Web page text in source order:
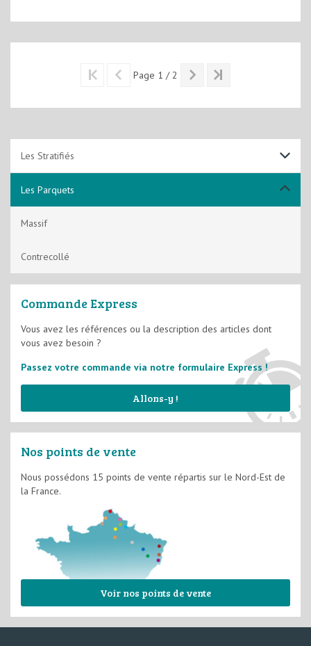
Page 1 / 2
Les Stratifiés
7 mm
8 mm
Les Parquets
Massif
Contrecollé
Commande Express
Vous avez les références ou la description des articles dont
vous avez besoin ?
Passez votre commande via notre formulaire Express !
Allons-y !
Nos points de vente
Nous possédons 15 points de vente répartis sur le Nord-Est de
la France.
Voir nos points de vente